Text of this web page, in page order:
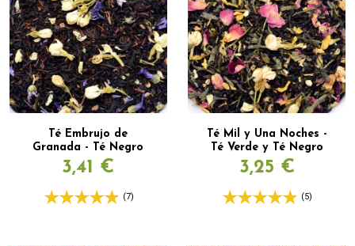
Té Embrujo de
Granada - Té Negro
3,41 €
(7)
Té Mil y Una Noches -
Té Verde y Té Negro
3,25 €
(5)